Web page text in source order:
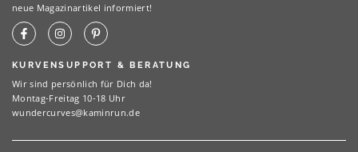
neue Magazinartikel informiert!
KURVENSUPPORT & BERATUNG
Wir sind persönlich für Dich da!
Montag-Freitag 10-18 Uhr
wundercurves@kaminrun.de